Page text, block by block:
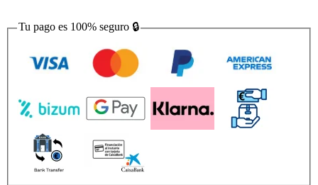
Tu pago es 100% seguro 🔒